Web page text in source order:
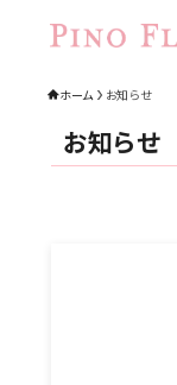
ホーム お知らせ
お知らせ